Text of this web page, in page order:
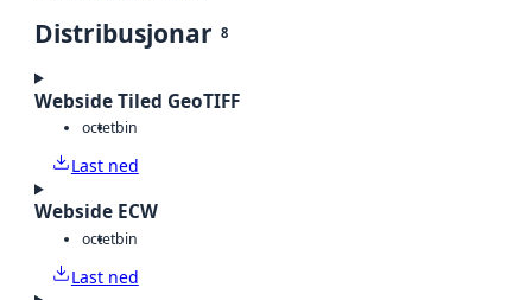
Distribusjonar 8
Webside Tiled GeoTIFF
octetbin
Last ned
Webside ECW
octetbin
Last ned